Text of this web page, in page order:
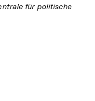
für politische